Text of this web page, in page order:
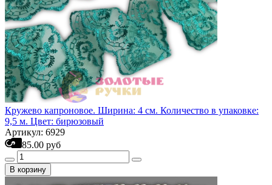
Кружево капроновое. Ширина: 4 см. Количество в упаковке:
9,5 м. Цвет: бирюзовый
Артикул: 6929
85.00 руб
В корзину